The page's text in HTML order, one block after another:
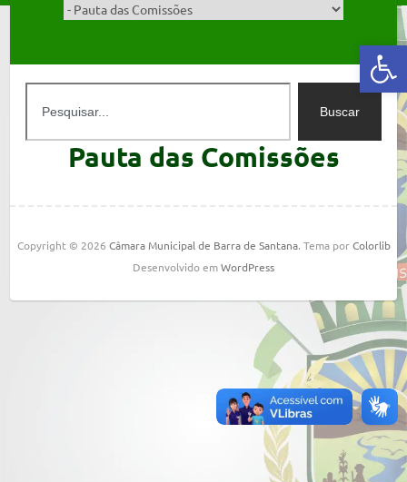
Abrir a barra de ferramentas
Buscar
Pauta das Comissões
Copyright © 2026 Câmara Municipal de Barra de Santana. Tema porColorlib
Desenvolvido emWordPress